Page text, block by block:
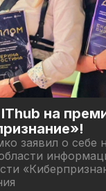
на
заявил о себе